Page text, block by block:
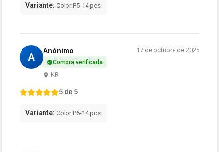
Variante: Color:P5-14 pcs
A
Anónimo
Compra verificada
KR
17 de octubre de 2025
5 de 5
Variante: Color:P6-14 pcs